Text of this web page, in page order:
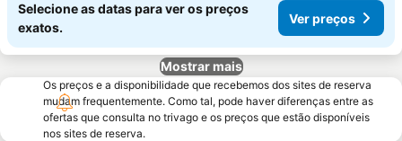
Selecione as datas para ver os preços
exatos.
Ver preços
Mostrar mais
Os preços e a disponibilidade que recebemos dos sites de reserva
mudam frequentemente. Como tal, pode haver diferenças entre as
ofertas que consulta no trivago e os preços que estão disponíveis
nos sites de reserva.